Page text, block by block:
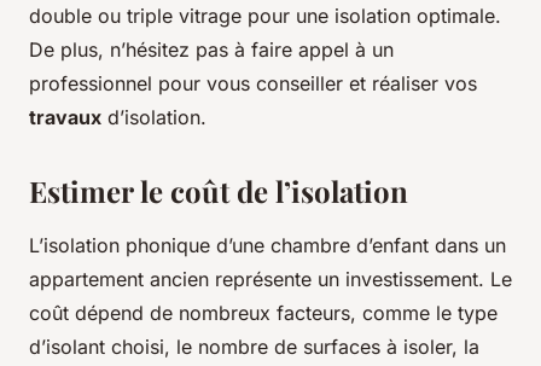
double ou triple vitrage pour une isolation optimale.
De plus, n’hésitez pas à faire appel à un
professionnel pour vous conseiller et réaliser vos
travaux d’isolation.
Estimer le coût de l’isolation
L’isolation phonique d’une chambre d’enfant dans un
appartement ancien représente un investissement. Le
coût dépend de nombreux facteurs, comme le type
d’isolant choisi, le nombre de surfaces à isoler, la